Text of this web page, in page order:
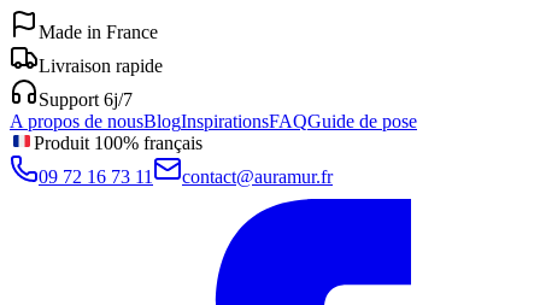
Made in France
Livraison rapide
Support 6j/7
A propos de nousBlogInspirationsFAQGuide de pose
Produit 100% français
09 72 16 73 11
contact@auramur.fr